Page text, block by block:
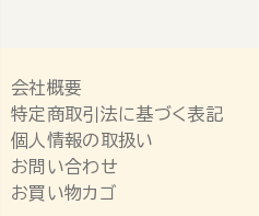
会社概要
特定商取引法に基づく表記
個人情報の取扱い
お問い合わせ
お買い物カゴ